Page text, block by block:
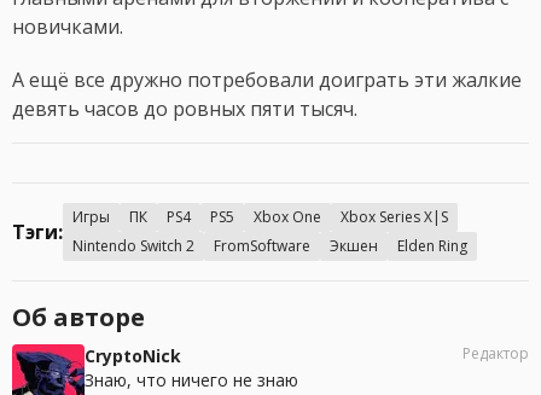
новичками.
А ещё все дружно потребовали доиграть эти жалкие
девять часов до ровных пяти тысяч.
Тэги:
Игры ПК PS4 PS5 Xbox One
Xbox Series X|S
Nintendo Switch 2
FromSoftware Экшен Elden Ring
Об авторе
CryptoNick
Знаю, что ничего не знаю
Редактор